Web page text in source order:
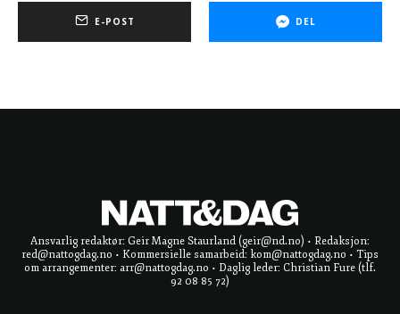
E-POST DEL
Ansvarlig redaktør: Geir Magne Staurland (geir@nd.no) • Redaksjon:
red@nattogdag.no • Kommersielle samarbeid: kom@nattogdag.no • Tips
om arrangementer: arr@nattogdag.no • Daglig leder: Christian Fure (tlf.
92 08 85 72)